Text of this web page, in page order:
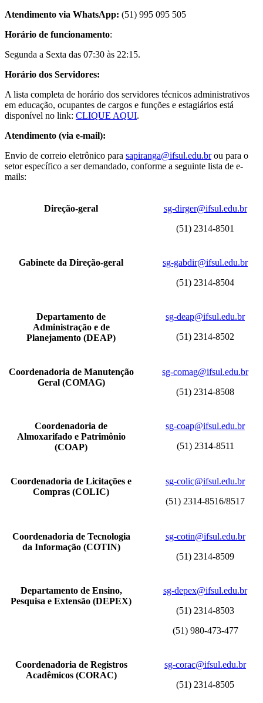
Atendimento via WhatsApp: (51) 995 095 505
Horário de funcionamento:
Segunda a Sexta das 07:30 às 22:15.
Horário dos Servidores:
A lista completa de horário dos servidores técnicos administrativos
em educação, ocupantes de cargos e funções e estagiários está
disponível no link: CLIQUE AQUI.
Atendimento (via e-mail):
Envio de correio eletrônico para sapiranga@ifsul.edu.brou para o
setor específico a ser demandado, conforme a seguinte lista de e-
mails:
Direção-geral
sg-dirger@ifsul.edu.br
(51) 2314-8501
Gabinete da Direção-geral
sg-gabdir@ifsul.edu.br
(51) 2314-8504
Departamento de
Administração e de
Planejamento (DEAP)
sg-deap@ifsul.edu.br
(51) 2314-8502
Coordenadoria de Manutenção
Geral (COMAG)
sg-comag@ifsul.edu.br
(51) 2314-8508
Coordenadoria de
Almoxarifado e Patrimônio
(COAP)
sg-coap@ifsul.edu.br
(51) 2314-8511
Coordenadoria de Licitações e
Compras (COLIC)
sg-colic@ifsul.edu.br
(51) 2314-8516/8517
Coordenadoria de Tecnologia
da Informação (COTIN)
sg-cotin@ifsul.edu.br
(51) 2314-8509
Departamento de Ensino,
Pesquisa e Extensão (DEPEX)
sg-depex@ifsul.edu.br
(51) 2314-8503
(51) 980-473-477
Coordenadoria de Registros
Acadêmicos (CORAC)
sg-corac@ifsul.edu.br
(51) 2314-8505